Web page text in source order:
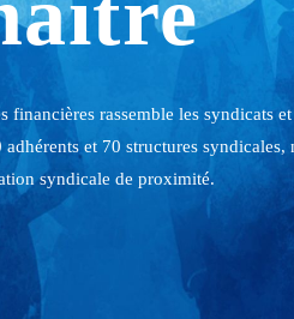
de la fédération